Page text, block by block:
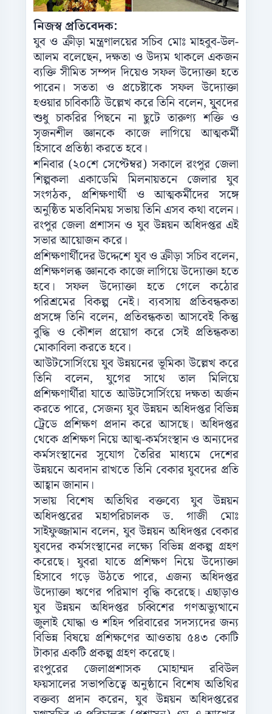
নিজস্ব প্রতিবেদক:
যুব ও ক্রীড়া মন্ত্রণালয়ের সচিব মোঃ মাহবুব-উল-
আলম বলেছেন, দক্ষতা ও উদ্যম থাকলে একজন
ব্যক্তি সীমিত সম্পদ দিয়েও সফল উদ্যোক্তা হতে
পারেন। সততা ও প্রচেষ্টাকে সফল উদ্যোক্তা
হওয়ার চাবিকাঠি উল্লেখ করে তিনি বলেন, যু্বদের
শুধু চাকরির পিছনে না ছুটে তারুণ্য শক্তি ও
সৃজনশীল জ্ঞানকে কাজে লাগিয়ে আত্মকর্মী
হিসাবে প্রতিষ্ঠা করতে হবে।
শনিবার (২০শে সেপ্টেম্বর) সকালে রংপুর জেলা
শিল্পকলা একাডেমি মিলনায়তনে জেলার যুব
সংগঠক, প্রশিক্ষণার্থী ও আত্মকর্মীদের সঙ্গে
অনুষ্ঠিত মতবিনিময় সভায় তিনি এসব কথা বলেন।
রংপুর জেলা প্রশাসন ও যুব উন্নয়ন অধিদপ্তর এই
সভার আয়োজন করে।
প্রশিক্ষণার্থীদের উদ্দেশে যুব ও ক্রীড়া সচিব বলেন,
প্রশিক্ষণলব্ধ জ্ঞানকে কাজে লাগিয়ে উদ্যোক্তা হতে
হবে। সফল উদ্যোক্তা হতে গেলে কঠোর
পরিশ্রমের বিকল্প নেই। ব্যবসায় প্রতিবন্ধকতা
প্রসঙ্গে তিনি বলেন, প্রতিবন্ধকতা আসবেই কিন্তু
বুদ্ধি ও কৌশল প্রয়োগ করে সেই প্রতিন্ধকতা
মোকাবিলা করতে হবে।
আউটসোর্সিংয়ে যুব উন্নয়নের ভূমিকা উল্লেখ করে
তিনি বলেন, যুগের সাথে তাল মিলিয়ে
প্রশিক্ষণার্থীরা যাতে আউটসোর্সিংয়ে দক্ষতা অর্জন
করতে পারে, সেজন্য যুব উন্নয়ন অধিদপ্তর বিভিন্ন
ট্রেডে প্রশিক্ষণ প্রদান করে আসছে। অধিদপ্তর
থেকে প্রশিক্ষণ নিয়ে আত্ম-কর্মসংস্থান ও অন্যদের
কর্মসংস্থানের সুযোগ তৈরির মাধ্যমে দেশের
উন্নয়নে অবদান রাখতে তিনি বেকার যুবদের প্রতি
আহ্বান জানান।
সভায় বিশেষ অতিথির বক্তব্যে যুব উন্নয়ন
অধিদপ্তরের মহাপরিচালক ড. গাজী মোঃ
সাইফুজ্জামান বলেন, যুব উন্নয়ন অধিদপ্তর বেকার
যুবদের কর্মসংস্থানের লক্ষ্যে বিভিন্ন প্রকল্প গ্রহণ
করেছে। যুবরা যাতে প্রশিক্ষণ নিয়ে উদ্যোক্তা
হিসাবে গড়ে উঠতে পারে, এজন্য অধিদপ্তর
উদ্যোক্তা ঋণের পরিমাণ বৃদ্ধি করেছে। এছাড়াও
যুব উন্নয়ন অধিদপ্তর চব্বিশের গণঅভ্যুত্থানে
জুলাই যোদ্ধা ও শহিদ পরিবারের সদস্যদের জন্য
বিভিন্ন বিষয়ে প্রশিক্ষণের আওতায় ৫৪৩ কোটি
টাকার একটি প্রকল্প গ্রহণ করেছে।
রংপুরের জেলাপ্রশাসক মোহাম্মদ রবিউল
ফয়সালের সভাপতিত্বে অনুষ্ঠানে বিশেষ অতিথির
বক্তব্য প্রদান করেন, যুব উন্নয়ন অধিদপ্তরের